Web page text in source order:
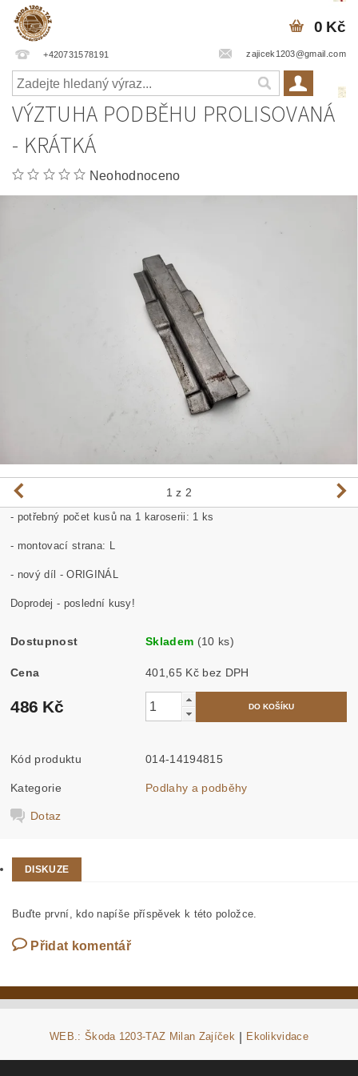
+420731578191 zajicek1203@gmail.com
0 Kč
VÝZTUHA PODBĚHU PROLISOVANÁ
- KRÁTKÁ
Neohodnoceno
1 z 2
- potřebný počet kusů na 1 karoserii: 1 ks
- montovací strana: L
- nový díl - ORIGINÁL
Doprodej - poslední kusy!
Dostupnost Skladem (10 ks)
Cena 401,65 Kč bez DPH
486 Kč
Kód produktu 014-14194815
Kategorie Podlahy a podběhy
Dotaz
DISKUZE
Buďte první, kdo napíše příspěvek k této položce.
Přidat komentář
WEB.: Škoda 1203-TAZ Milan Zajíček Ekolikvidace